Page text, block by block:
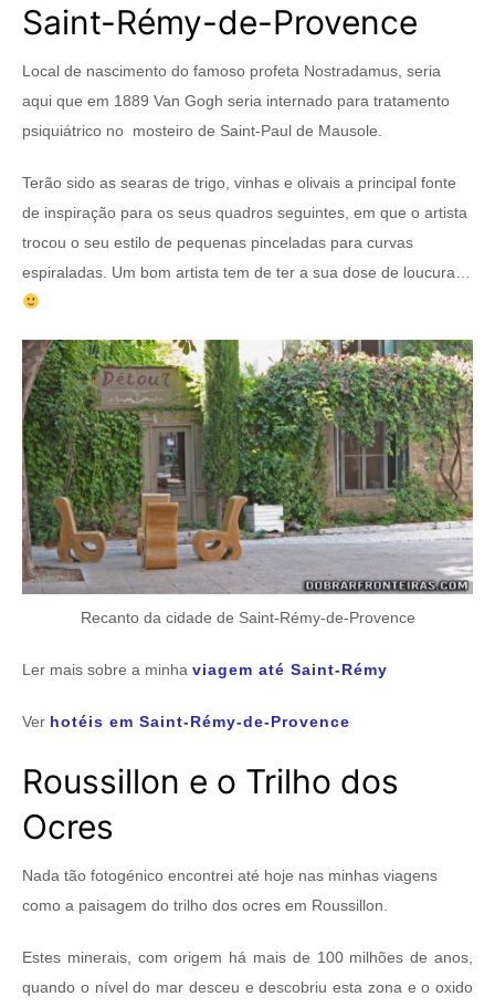
Saint-Rémy-de-Provence
Local de nascimento do famoso profeta Nostradamus, seria
aqui que em 1889 Van Gogh seria internado para tratamento
psiquiátrico no mosteiro de Saint-Paul de Mausole.
Terão sido as searas de trigo, vinhas e olivais a principal fonte
de inspiração para os seus quadros seguintes, em que o artista
trocou o seu estilo de pequenas pinceladas para curvas
espiraladas. Um bom artista tem de ter a sua dose de loucura…
Recanto da cidade de Saint-Rémy-de-Provence
Ler mais sobre a minha viagem até Saint-Rémy
Ver hotéis em Saint-Rémy-de-Provence
Roussillon e o Trilho dos
Ocres
Nada tão fotogénico encontrei até hoje nas minhas viagens
como a paisagem do trilho dos ocres em Roussillon.
Estes minerais, com origem há mais de 100 milhões de anos,
quando o nível do mar desceu e descobriu esta zona e o oxido